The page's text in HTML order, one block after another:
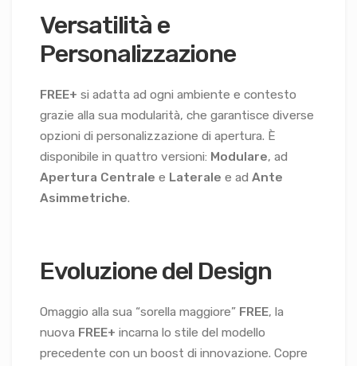
Versatilità e
Personalizzazione
FREE+ si adatta ad ogni ambiente e contesto
grazie alla sua modularità, che garantisce diverse
opzioni di personalizzazione di apertura. È
disponibile in quattro versioni: Modulare, ad
Apertura Centrale e Laterale e ad Ante
Asimmetriche.
Evoluzione del Design
Omaggio alla sua “sorella maggiore” FREE, la
nuova FREE+ incarna lo stile del modello
precedente con un boost di innovazione. Copre